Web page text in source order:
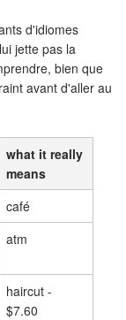
d'idiomes
jette pas la
bien que
avant d'aller au
what it really
means
café
atm
haircut -
$7.60